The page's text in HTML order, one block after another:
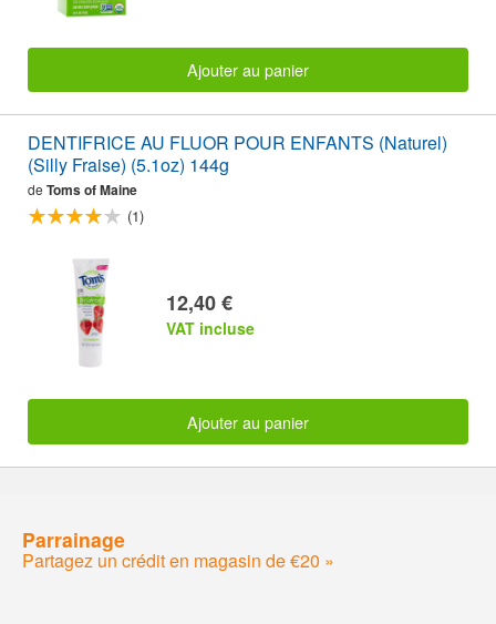
Ajouter au panier
DENTIFRICE AU FLUOR POUR ENFANTS (Naturel)
(Silly Fraise) (5.1oz) 144g
de Toms of Maine
(1)
12,40 €
VAT incluse
Ajouter au panier
Parrainage
Partagez un crédit en magasin de €20 »